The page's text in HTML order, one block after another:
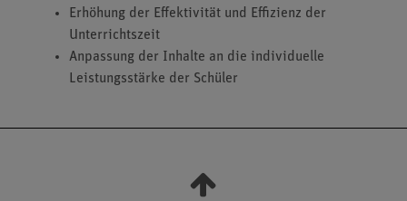
Erhöhung der Effektivität und Effizienz der
Unterrichtszeit
Anpassung der Inhalte an die individuelle
Leistungsstärke der Schüler